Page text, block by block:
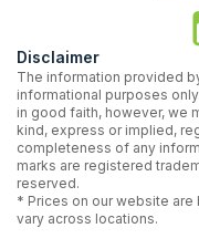
Disclaimer
The information provided
informational purposes
in good faith, however, we
kind, express or implied,
completeness of any
marks are registered
reserved.
* Prices on our website are
vary across locations.